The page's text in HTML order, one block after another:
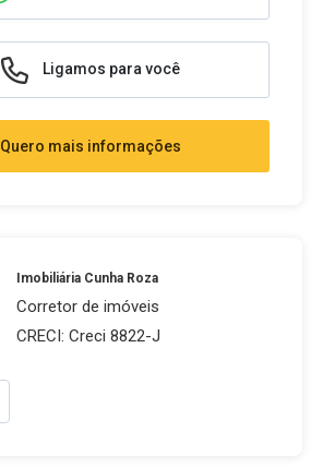
Ligamos para você
Quero mais informações
Imobiliária Cunha Roza
Corretor de imóveis
CRECI: Creci 8822-J